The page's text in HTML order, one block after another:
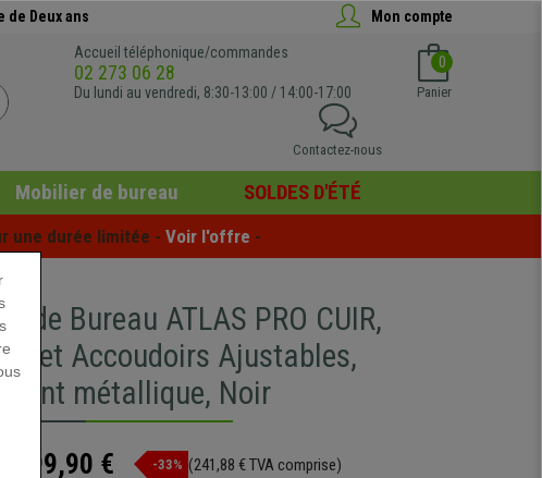
de Deux ans Mon compte
Accueil téléphonique/commandes
02 273 06 28
Du lundi au vendredi, 8:30-13:00 / 14:00-17:00
0
Panier
Contactez-nous
Mobilier de bureau SOLDES D'ÉTÉ
une durée limitée - Voir l'offre -
de Bureau ATLAS PRO CUIR,
et Accoudoirs Ajustables,
métallique, Noir
199,90 € -33% (241,88 € TVA comprise)